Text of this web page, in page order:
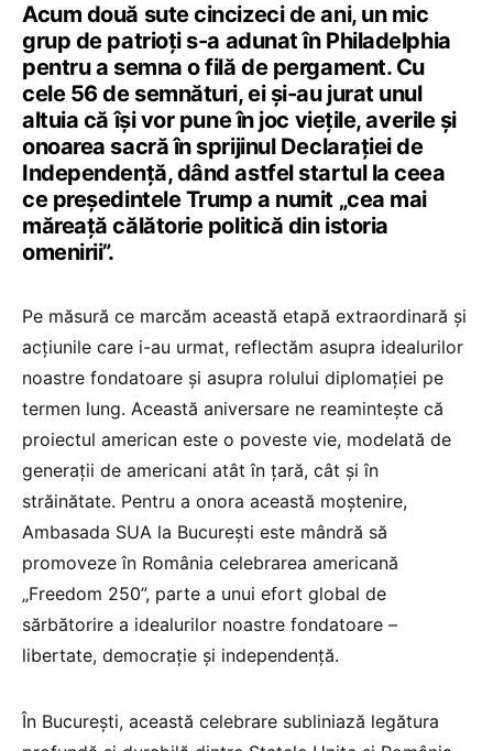
Acum două sute cincizeci de ani, un mic
grup de patrioți s-a adunat în Philadelphia
pentru a semna o filă de pergament. Cu
cele 56 de semnături, ei și-au jurat unul
altuia că își vor pune în joc viețile, averile și
onoarea sacră în sprijinul Declarației de
Independență, dând astfel startul la ceea
ce președintele Trump a numit „cea mai
măreață călătorie politică din istoria
omenirii”.
Pe măsură ce marcăm această etapă extraordinară și
acțiunile care i-au urmat, reflectăm asupra idealurilor
noastre fondatoare și asupra rolului diplomației pe
termen lung. Această aniversare ne reamintește că
proiectul american este o poveste vie, modelată de
generații de americani atât în țară, cât și în
străinătate. Pentru a onora această moștenire,
Ambasada SUA la București este mândră să
promoveze în România celebrarea americană
„Freedom 250”, parte a unui efort global de
sărbătorire a idealurilor noastre fondatoare –
libertate, democrație și independență.
În București, această celebrare subliniază legătura